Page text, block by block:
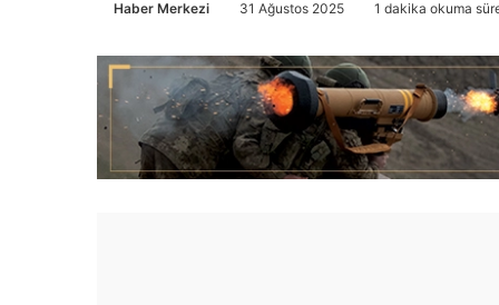
Haber Merkezi 31 Ağustos 2025 1 dakika okuma